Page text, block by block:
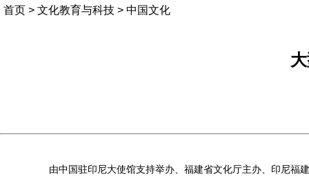
首页 > 文化教育与科技 > 中国文化
由中国驻印尼大使馆支持举办、福建省文化厅主办、印尼福建